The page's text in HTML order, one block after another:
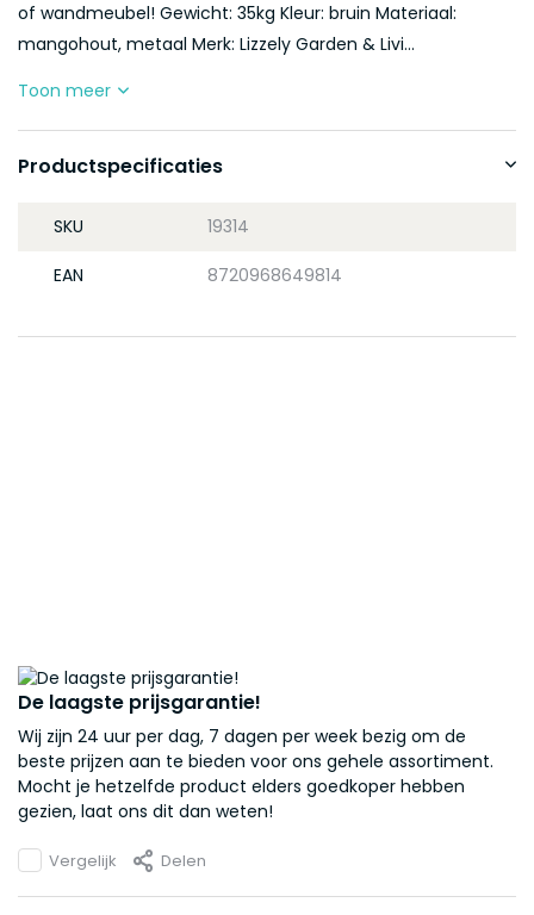
of wandmeubel! Gewicht: 35kg Kleur: bruin Materiaal:
mangohout, metaal Merk: Lizzely Garden & Livi...
Toon meer
Productspecificaties
SKU 19314
EAN 8720968649814
De laagste prijsgarantie!
Wij zijn 24 uur per dag, 7 dagen per week bezig om de
beste prijzen aan te bieden voor ons gehele assortiment.
Mocht je hetzelfde product elders goedkoper hebben
gezien, laat ons dit dan weten!
Vergelijk Delen